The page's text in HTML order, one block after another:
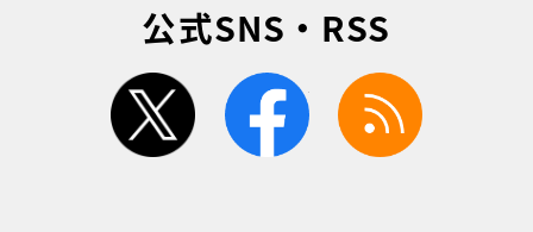
公式SNS・RSS
twitter facebook